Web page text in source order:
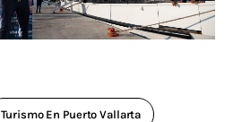
Turismo En Puerto Vallarta